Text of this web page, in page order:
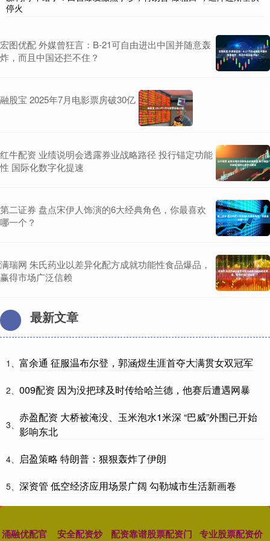
停火
宏图优配 外媒曾狂言：B-21可自由进出中国并随意轰
炸，而且中国还拦不住？
融股宝 2025年7月电影票房破30亿
红牛配资 业绩说明会透露券业战略路径 投行锚定功能
性 国际化数字化提速
第二证券 盘点宋伊人饰演的6大经典角色，你最喜欢
哪一个？
满瑞网 朱氏药业以差异化配方成就功能性食品爆品，
赢得市场广泛信赖
最新文章
1、 富余通 征服温布尔登，郭涵煜生涯首夺大满贯女双冠军
2、 009配资 因为没把球及时传给哈兰德，他赛后遭遇网暴
3、
赤盈配资 大桥被淹没、玉米泡水1米深 “巴威”外围已开始
影响东北
4、 启盈策略 特朗普：狠狠轰炸了伊朗
5、 深资管 低空经济应用场景广阔 勾勒城市生活新画卷
涌融优配官
安全配资炒
配资靠谱股票配资门 专业股票配资价